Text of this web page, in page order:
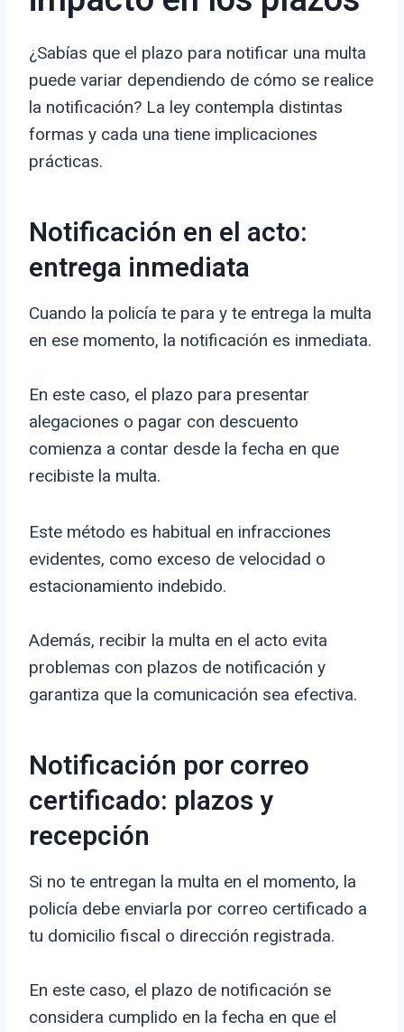
¿Sabías que el plazo para notificar una multa
puede variar dependiendo de cómo se realice
la notificación? La ley contempla distintas
formas y cada una tiene implicaciones
prácticas.
Notificación en el acto:
entrega inmediata
Cuando la policía te para y te entrega la multa
en ese momento, la notificación es inmediata.
En este caso, el plazo para presentar
alegaciones o pagar con descuento
comienza a contar desde la fecha en que
recibiste la multa.
Este método es habitual en infracciones
evidentes, como exceso de velocidad o
estacionamiento indebido.
Además, recibir la multa en el acto evita
problemas con plazos de notificación y
garantiza que la comunicación sea efectiva.
Notificación por correo
certificado: plazos y
recepción
Si no te entregan la multa en el momento, la
policía debe enviarla por correo certificado a
tu domicilio fiscal o dirección registrada.
En este caso, el plazo de notificación se
considera cumplido en la fecha en que el